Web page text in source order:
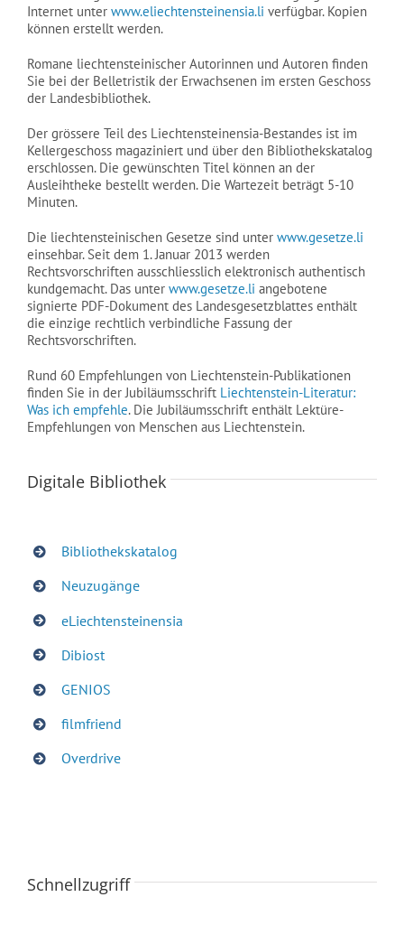
Internet unter www.eliechtensteinensia.li verfügbar. Kopien
können erstellt werden.
Romane liechtensteinischer Autorinnen und Autoren finden
Sie bei der Belletristik der Erwachsenen im ersten Geschoss
der Landesbibliothek.
Der grössere Teil des Liechtensteinensia-Bestandes ist im
Kellergeschoss magaziniert und über den Bibliothekskatalog
erschlossen. Die gewünschten Titel können an der
Ausleihtheke bestellt werden. Die Wartezeit beträgt 5-10
Minuten.
Die liechtensteinischen Gesetze sind unter www.gesetze.li
einsehbar. Seit dem 1. Januar 2013 werden
Rechtsvorschriften ausschliesslich elektronisch authentisch
kundgemacht. Das unter www.gesetze.li angebotene
signierte PDF-Dokument des Landesgesetzblattes enthält
die einzige rechtlich verbindliche Fassung der
Rechtsvorschriften.
Rund 60 Empfehlungen von Liechtenstein-Publikationen
finden Sie in der Jubiläumsschrift Liechtenstein-Literatur:
Was ich empfehle. Die Jubiläumsschrift enthält Lektüre-
Empfehlungen von Menschen aus Liechtenstein.
Digitale Bibliothek
Bibliothekskatalog
Neuzugänge
eLiechtensteinensia
Dibiost
GENIOS
filmfriend
Overdrive
Schnellzugriff